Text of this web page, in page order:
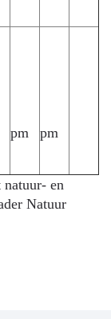
pm pm
en
Natuur